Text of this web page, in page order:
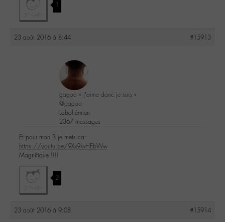
1
23 août 2016 à 8:44 #15913
gagoo « j’aime donc je suis »
@gagoo
Labohémien
2367 messages
Et pour mon B je mets ca:
https://youtu.be/9Xx9kvHEbWw
Magnifique !!!!
2
23 août 2016 à 9:08 #15914